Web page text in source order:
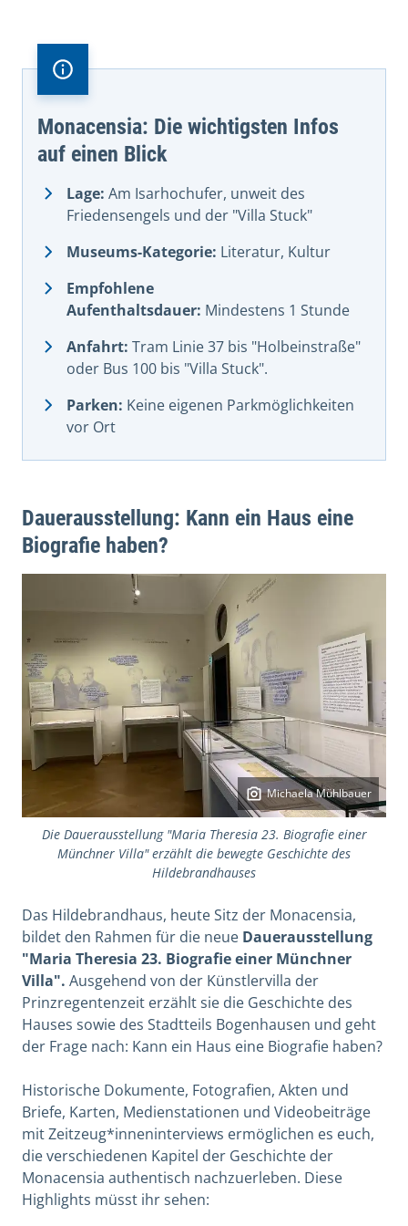
Monacensia: Die wichtigsten Infos
auf einen Blick
Lage: Am Isarhochufer, unweit des
Friedensengels und der "Villa Stuck"
Museums-Kategorie: Literatur, Kultur
Empfohlene
Aufenthaltsdauer: Mindestens 1 Stunde
Anfahrt: Tram Linie 37 bis "Holbeinstraße"
oder Bus 100 bis "Villa Stuck".
Parken: Keine eigenen Parkmöglichkeiten
vor Ort
Dauerausstellung: Kann ein Haus eine
Biografie haben?
Michaela Mühlbauer
Die Dauerausstellung "Maria Theresia 23. Biografie einer
Münchner Villa" erzählt die bewegte Geschichte des
Hildebrandhauses
Das Hildebrandhaus, heute Sitz der Monacensia,
bildet den Rahmen für die neue Dauerausstellung
"Maria Theresia 23. Biografie einer Münchner
Villa". Ausgehend von der Künstlervilla der
Prinzregentenzeit erzählt sie die Geschichte des
Hauses sowie des Stadtteils Bogenhausen und geht
der Frage nach: Kann ein Haus eine Biografie haben?
Historische Dokumente, Fotografien, Akten und
Briefe, Karten, Medienstationen und Videobeiträge
mit Zeitzeug*inneninterviews ermöglichen es euch,
die verschiedenen Kapitel der Geschichte der
Monacensia authentisch nachzuerleben. Diese
Highlights müsst ihr sehen: